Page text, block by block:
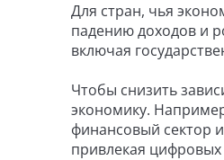
Для стран, чья
падению доходов и
включая
Чтобы снизить
экономику.
финансовый сектор
привлекая